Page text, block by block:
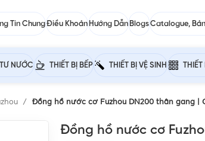
Tin ChungĐiều Khoản Hướng Dẫn BlogsCatalogue,
NƯỚC THIẾT BỊ BẾP THIẾT BỊ VỆ SINH THIẾT
Đồng hồ nước cơ Fuzhou DN200 thân gang |
Đồng hồ nước cơ